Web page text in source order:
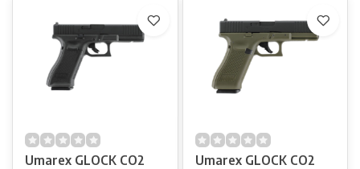
Umarex GLOCK CO2
Umarex GLOCK CO2